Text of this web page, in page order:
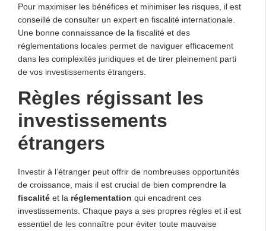
Pour maximiser les bénéfices et minimiser les risques, il est
conseillé de consulter un expert en fiscalité internationale.
Une bonne connaissance de la fiscalité et des
réglementations locales permet de naviguer efficacement
dans les complexités juridiques et de tirer pleinement parti
de vos investissements étrangers.
Règles régissant les
investissements
étrangers
Investir à l’étranger peut offrir de nombreuses opportunités
de croissance, mais il est crucial de bien comprendre la
fiscalité et la réglementation qui encadrent ces
investissements. Chaque pays a ses propres règles et il est
essentiel de les connaître pour éviter toute mauvaise